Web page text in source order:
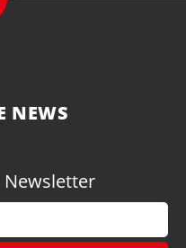
NEWS
Newsletter